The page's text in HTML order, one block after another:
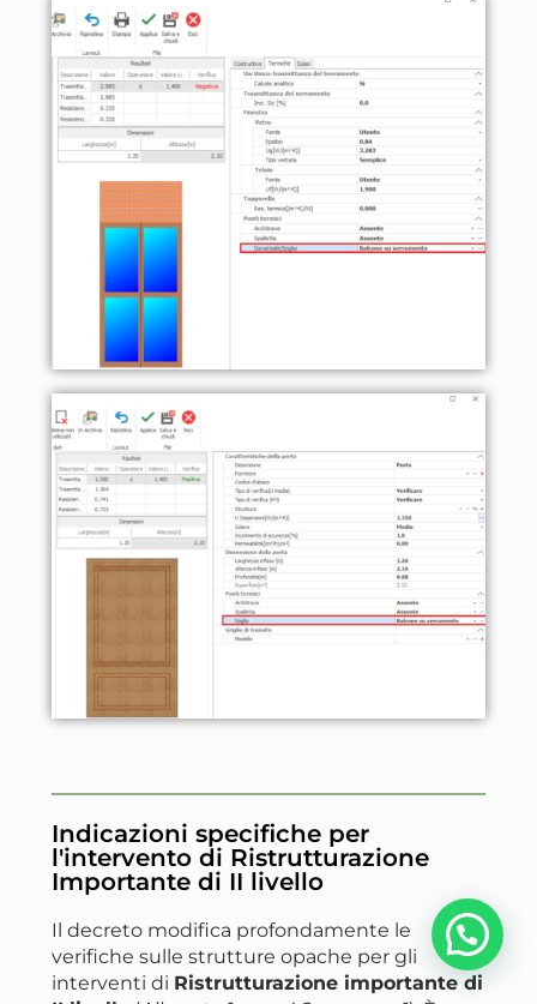
Indicazioni specifiche per
l'intervento di Ristrutturazione
Importante di II livello
Il decreto modifica profondamente le
verifiche sulle strutture opache per gli
interventi di Ristrutturazione importante di